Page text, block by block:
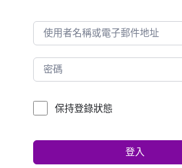
保持登錄狀態
登入